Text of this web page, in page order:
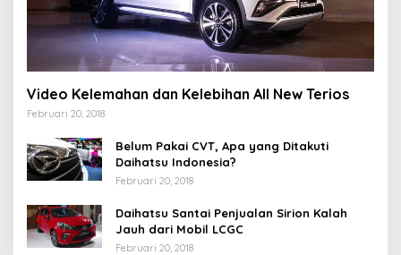
Video Kelemahan dan Kelebihan All New Terios
Februari 20, 2018
Belum Pakai CVT, Apa yang Ditakuti
Daihatsu Indonesia?
Februari 20, 2018
Daihatsu Santai Penjualan Sirion Kalah
Jauh dari Mobil LCGC
Februari 20, 2018